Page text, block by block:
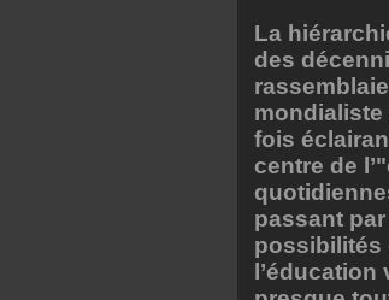
La
des
mondialiste
fois
centre de
passant
possibilités